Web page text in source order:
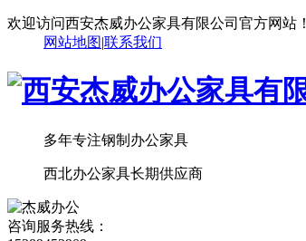
欢迎访问西安杰威办公家具有限公司官方网站！
网站地图|联系我们
多年专注钢制办公家具
西北办公家具长期供应商
咨询服务热线：